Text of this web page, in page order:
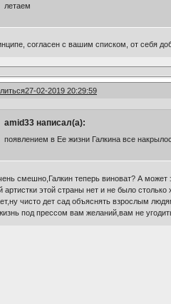
летаем
согласен с вашим списком, от себя
27-02-2019 20:29:59
amid33 написал(а):
появлением в Ее жизни Галкина все
смешно,Галкин теперь виноват? А
артистки этой страны нет и не было
чисто дет сад объяснять взрослым
под прессом вам желаний,вам не